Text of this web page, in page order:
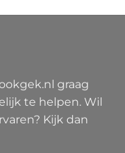
graag
te helpen. Wil
Kijk dan